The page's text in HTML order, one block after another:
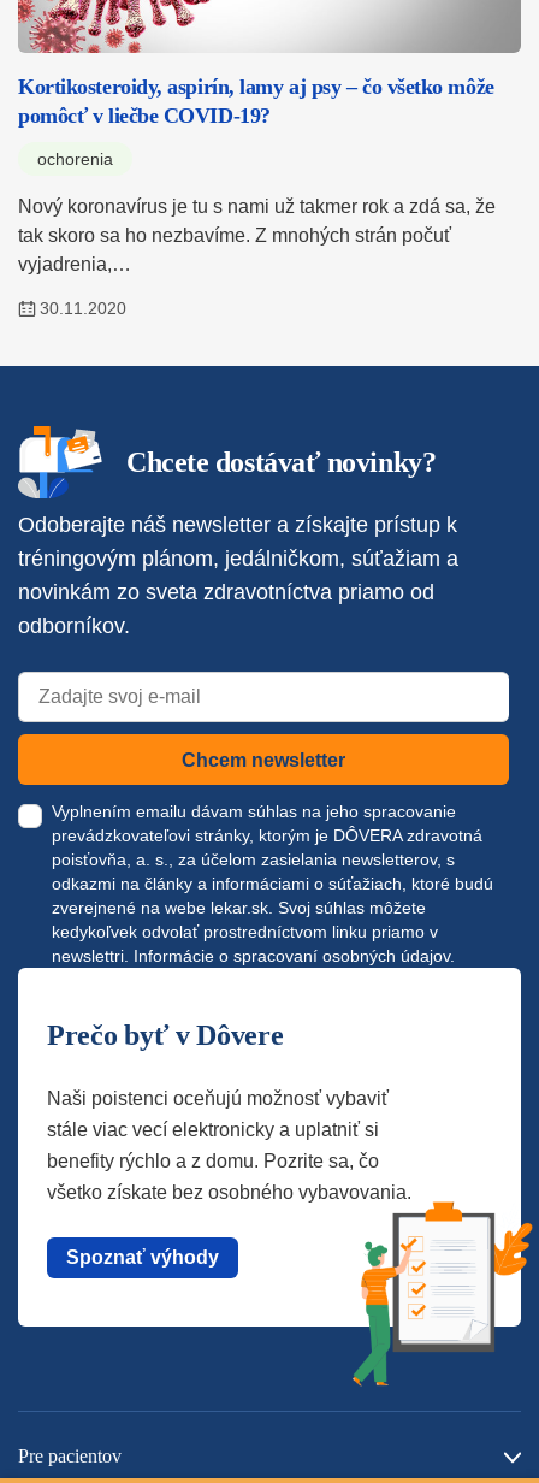
Kortikosteroidy, aspirín, lamy aj psy – čo všetko môže
pomôcť v liečbe COVID-19?
ochorenia
Nový koronavírus je tu s nami už takmer rok a zdá sa, že
tak skoro sa ho nezbavíme. Z mnohých strán počuť
vyjadrenia,…
30.11.2020
Chcete dostávať novinky?
Odoberajte náš newsletter a získajte prístup k
tréningovým plánom, jedálničkom, súťažiam a
novinkám zo sveta zdravotníctva priamo od
odborníkov.
Chcem newsletter
Vyplnením emailu dávam súhlas na jeho spracovanie
prevádzkovateľovi stránky, ktorým je DÔVERA zdravotná
poisťovňa, a. s., za účelom zasielania newsletterov, s
odkazmi na články a informáciami o súťažiach, ktoré budú
zverejnené na webe lekar.sk. Svoj súhlas môžete
kedykoľvek odvolať prostredníctvom linku priamo v
newslettri. Informácie o spracovaní osobných údajov.
Prečo byť v Dôvere
Naši poistenci oceňujú možnosť vybaviť
stále viac vecí elektronicky a uplatniť si
benefity rýchlo a z domu. Pozrite sa, čo
všetko získate bez osobného vybavovania.
Spoznať výhody
Pre pacientov